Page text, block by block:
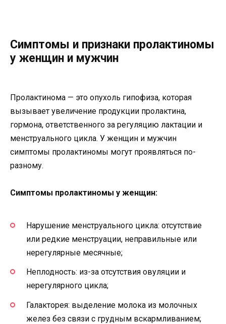
Симптомы и признаки пролактиномы
у женщин и мужчин
Пролактинома — это опухоль гипофиза, которая
вызывает увеличение продукции пролактина,
гормона, ответственного за регуляцию лактации и
менструального цикла. У женщин и мужчин
симптомы пролактиномы могут проявляться по-
разному.
Симптомы пролактиномы у женщин:
Нарушение менструального цикла: отсутствие
или редкие менструации, неправильные или
нерегулярные месячные;
Неплодность: из-за отсутствия овуляции и
нерегулярного цикла;
Галакторея: выделение молока из молочных
желез без связи с грудным вскармливанием;